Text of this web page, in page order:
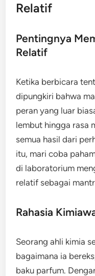
Relatif
Pentingnya
Relatif
Ketika berbicara
dipungkiri bahwa
peran yang luar
lembut hingga rasa
semua hasil dari
itu, mari coba
di laboratorium
relatif sebagai
Rahasia
Seorang ahli kimia
bagaimana ia
baku parfum.